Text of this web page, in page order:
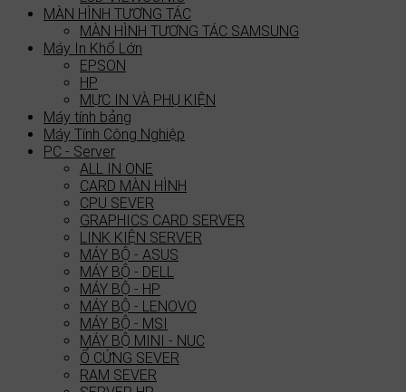
MÀN HÌNH TƯƠNG TÁC
MÀN HÌNH TƯƠNG TÁC SAMSUNG
Máy In Khổ Lớn
EPSON
HP
MỰC IN VÀ PHỤ KIỆN
Máy tính bảng
Máy Tính Công Nghiệp
PC - Server
ALL IN ONE
CARD MÀN HÌNH
CPU SEVER
GRAPHICS CARD SERVER
LINK KIỆN SERVER
MÁY BỘ - ASUS
MÁY BỘ - DELL
MÁY BỘ - HP
MÁY BỘ - LENOVO
MÁY BỘ - MSI
MÁY BỘ MINI - NUC
Ổ CỨNG SEVER
RAM SEVER